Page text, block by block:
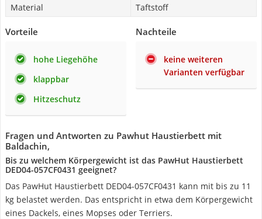
Material
Taftstoff
Vorteile
hohe Liegehöhe
klappbar
Hitzeschutz
Nachteile
keine weiteren
Varianten verfügbar
Fragen und Antworten zu Pawhut Haustierbett mit
Baldachin,
Bis zu welchem Körpergewicht ist das ‎PawHut Haustierbett
DED04-057CF0431 geeignet?
Das ‎PawHut Haustierbett DED04-057CF0431 kann mit bis zu 11
kg belastet werden. Das entspricht in etwa dem Körpergewicht
eines Dackels, eines Mopses oder Terriers.